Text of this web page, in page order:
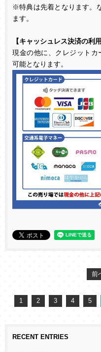
※特典は先着となります。
ます。
【キャッシュレス決済の利
現金の他に、クレジットカ
可能となります。
前
1 2 3 4 5
RECENT ENTRIES